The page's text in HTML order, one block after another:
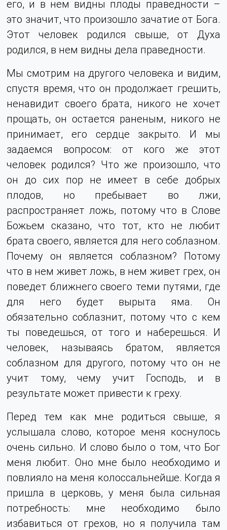
его, и в нем видны плоды праведности –
это значит, что произошло зачатие от Бога.
Этот человек родился свыше, от Духа
родился, в нем видны дела праведности.
Мы смотрим на другого человека и видим,
спустя время, что он продолжает грешить,
ненавидит своего брата, никого не хочет
прощать, он остается раненым, никого не
принимает, его сердце закрыто. И мы
задаемся вопросом: от кого же этот
человек родился? Что же произошло, что
он до сих пор не имеет в себе добрых
плодов, но пребывает во лжи,
распространяет ложь, потому что в Слове
Божьем сказано, что тот, кто не любит
брата своего, является для него соблазном.
Почему он является соблазном? Потому
что в нем живет ложь, в нем живет грех, он
поведет ближнего своего теми путями, где
для него будет вырыта яма. Он
обязательно соблазнит, потому что с кем
ты поведешься, от того и наберешься. И
человек, называясь братом, является
соблазном для другого, потому что он не
учит тому, чему учит Господь, и в
результате может привести к греху.
Перед тем как мне родиться свыше, я
услышала слово, которое меня коснулось
очень сильно. И слово было о том, что Бог
меня любит. Оно мне было необходимо и
повлияло на меня колоссальнейше. Когда я
пришла в церковь, у меня была сильная
потребность: мне необходимо было
избавиться от грехов, но я получила там